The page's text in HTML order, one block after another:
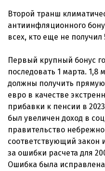
Второй транш
антиинфляционного
всех, кто еще не получил
Первый крупный бонус
последовать 1 марта.
должны получить
евро в качестве
прибавки к пенсии в
был увеличен доход в
правительство
соответствующий закон
за ошибки расчета для
Ошибка была